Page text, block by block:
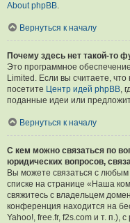
About phpBB.
Вернуться к началу
Почему здесь нет такой-то
Это программное
Limited. Если вы считаете,
посетите Центр идей phpBB,
поданные идеи или
Вернуться к началу
С кем можно связаться по
юридических вопросов,
Вы можете связаться с
списке на странице «Наша
свяжитесь с владельцем
конференция находится на
Yahoo!, free.fr, f2s.com и т. п.),